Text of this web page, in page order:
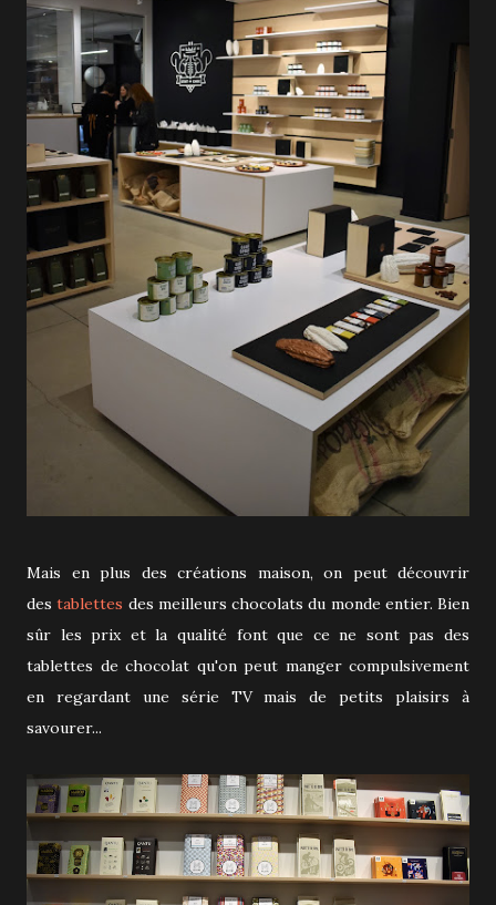
Mais en plus des créations maison, on peut découvrir
destablettes des meilleurs chocolats du monde entier. Bien
sûr les prix et la qualité font que ce ne sont pas des
tablettes de chocolat qu'on peut manger compulsivement
en regardant une série TV mais de petits plaisirs à
savourer...